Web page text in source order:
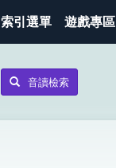
索引選單 遊戲專區
音讀檢索